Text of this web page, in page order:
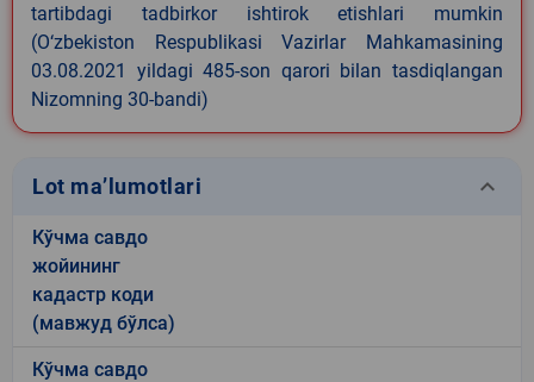
tartibdagi tadbirkor ishtirok etishlari mumkin
(O‘zbekiston Respublikasi Vazirlar Mahkamasining
03.08.2021 yildagi 485-son qarori bilan tasdiqlangan
Nizomning 30-bandi)
Lot ma’lumotlari keyboard_arrow_down
Кўчма савдо
жойининг
кадастр коди
(мавжуд бўлса)
Кўчма савдо